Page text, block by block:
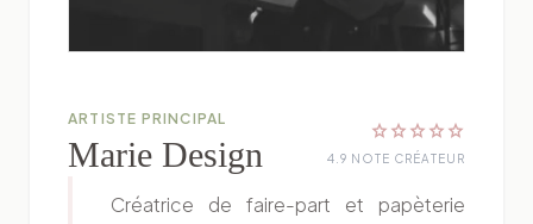
ARTISTE PRINCIPAL
Marie Design
star star star star star
4.9 NOTE CRÉATEUR
Créatrice de faire-part et papèterie